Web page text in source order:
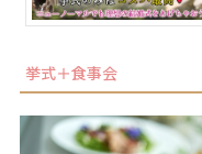
挙式＋食事会